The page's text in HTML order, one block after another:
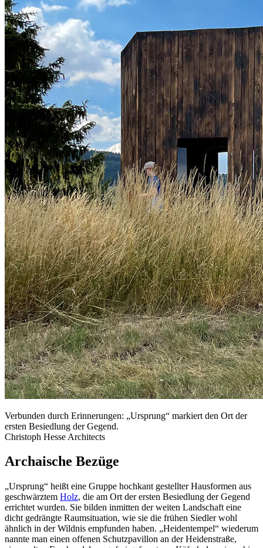
Verbunden durch Erinnerungen: „Ursprung“ markiert den Ort der
ersten Besiedlung der Gegend.
Christoph Hesse Architects
Archaische Bezüge
„Ursprung“ heißt eine Gruppe hochkant gestellter Hausformen aus
geschwärztem Holz, die am Ort der ersten Besiedlung der Gegend
errichtet wurden. Sie bilden inmitten der weiten Landschaft eine
dicht gedrängte Raumsituation, wie sie die frühen Siedler wohl
ähnlich in der Wildnis empfunden haben. „Heidentempel“ wiederum
nannte man einen offenen Schutzpavillon an der Heidenstraße,